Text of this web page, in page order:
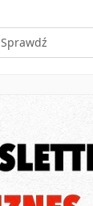
Sprawdź